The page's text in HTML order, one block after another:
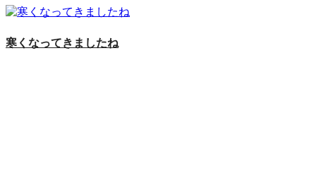
寒くなってきましたね